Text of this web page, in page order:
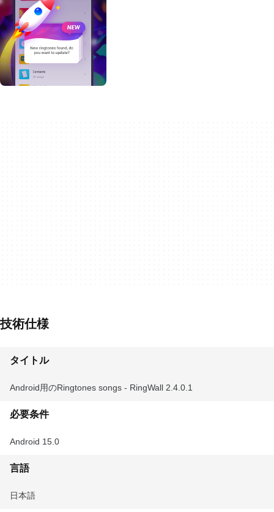
技術仕様
タイトル
Android用のRingtones songs - RingWall 2.4.0.1
必要条件
Android 15.0
言語
日本語